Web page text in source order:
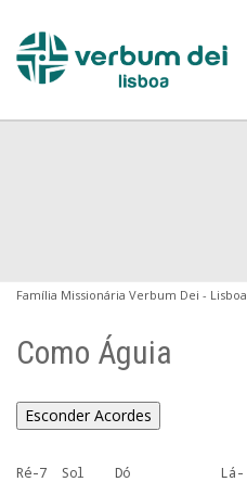
Família Missionária Verbum Dei - Lisboa
Como Águia
Esconder Acordes
Ré-7  Sol    Dó            Lá-